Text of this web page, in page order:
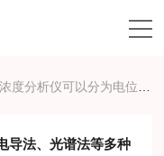
析仪可以分为电位法、电导法、光谱法等多种类型
导法、光谱法等多种